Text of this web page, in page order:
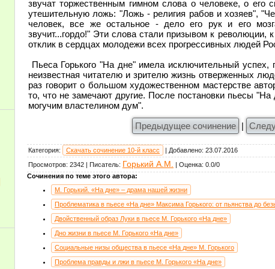
звучат торжественным гимном слова о человеке, о его
утешительную ложь: "Ложь - религия рабов и хозяев",
человек, все же остальное - дело его рук и его
звучит...гордо!" Эти слова стали призывом к
отклик в сердцах молодежи всех прогрессивных людей
Пьеса Горького "На дне" имела исключительный успех,
неизвестная читателю и зрителю жизнь отверженных
раз говорит о большом художественном мастерстве
то, что не замечают другие. После постановки пьесы
могучим властелином дум".
Предыдущее сочинение
|
Категория: Скачать сочинение 10-й класс Добавлено: 23.07.2016
Просмотров: 2342 Писатель: Горький А.М. Оценка: 0.0/0
Сочинения по теме этого автора:
М. Горький. «На дне» – драма нашей жизни
Проблематика в пьесе «На дне» Максима Горького: от пьянства до
Двойственный образ Луки в пьесе М. Горького «На дне»
Дно жизни в пьесе М. Горького «На дне»
Социальные низы общества в пьесе «На дне» М. Горького
Проблема правды и лжи в пьесе М. Горького «На дне»